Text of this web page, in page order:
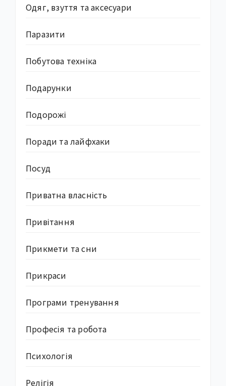
Одяг, взуття та аксесуари
Паразити
Побутова техніка
Подарунки
Подорожі
Поради та лайфхаки
Посуд
Приватна власність
Привітання
Прикмети та сни
Прикраси
Програми тренування
Професія та робота
Психологія
Релігія